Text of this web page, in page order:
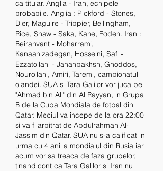
ca titular. Anglia - Iran, echipele
probabile. Anglia : Pickford - Stones,
Dier, Maguire - Trippier, Bellingham,
Rice, Shaw - Saka, Kane, Foden. Iran :
Beiranvant - Moharrami,
Kanaanizadegan, Hosseini, Safi -
Ezzatollahi - Jahanbakhsh, Ghoddos,
Nourollahi, Amiri, Taremi, campionatul
olandei. SUA si Tara Galilor vor juca pe
"Ahmad bin Ali" din Al Rayyan, in Grupa
B de la Cupa Mondiala de fotbal din
Qatar. Meciul va incepe de la ora 22:00
si va fi arbitrat de Abdulrahman Al-
Jassim din Qatar. SUA nu s-a calificat in
urma cu 4 ani la mondialul din Rusia iar
acum vor sa treaca de faza grupelor,
tinand cont ca Tara Galilor si Iran nu